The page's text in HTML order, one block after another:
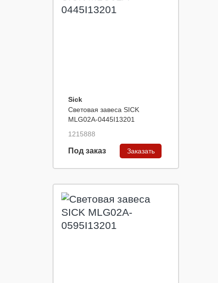
Sick
Световая завеса SICK
MLG02A-0445I13201
1215888
Под заказ Заказать